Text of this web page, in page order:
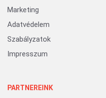
Marketing
Adatvédelem
Szabályzatok
Impresszum
PARTNEREINK